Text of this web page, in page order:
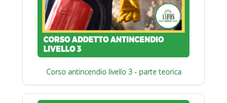
Corso antincendio livello 3 - parte teorica